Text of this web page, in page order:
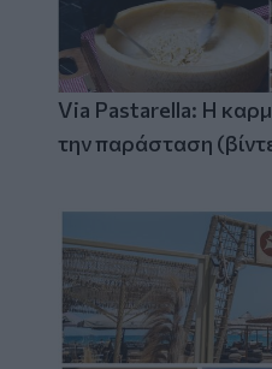
Via Pastarella: Η
την παράσταση